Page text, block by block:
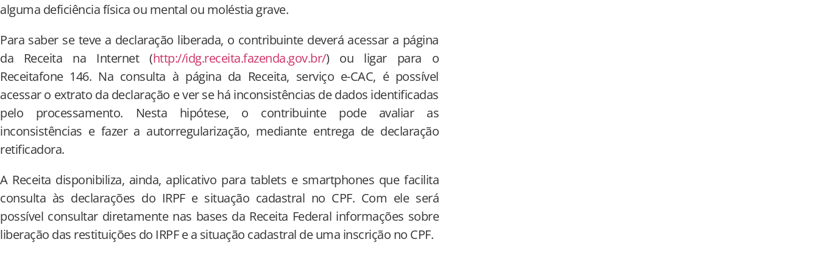
alguma deficiência física ou mental ou moléstia grave.
Para saber se teve a declaração liberada, o contribuinte deverá acessar a página
da Receita na Internet (http://idg.receita.fazenda.gov.br/) ou ligar para o
Receitafone 146. Na consulta à página da Receita, serviço e-CAC, é possível
acessar o extrato da declaração e ver se há inconsistências de dados identificadas
pelo processamento. Nesta hipótese, o contribuinte pode avaliar as
inconsistências e fazer a autorregularização, mediante entrega de declaração
retificadora.
A Receita disponibiliza, ainda, aplicativo para tablets e smartphones que facilita
consulta às declarações do IRPF e situação cadastral no CPF. Com ele será
possível consultar diretamente nas bases da Receita Federal informações sobre
liberação das restituições do IRPF e a situação cadastral de uma inscrição no CPF.